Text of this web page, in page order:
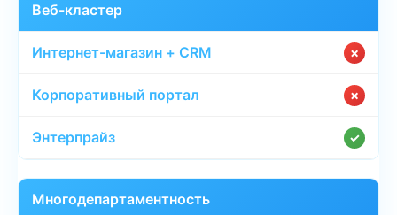
Веб-кластер
✗
✗
✓
Многодепартаментность